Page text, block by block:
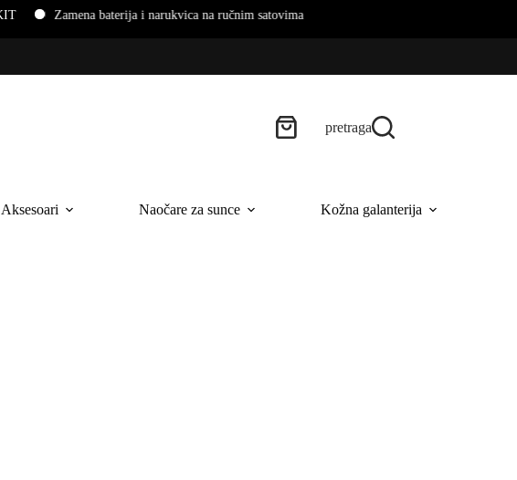
Zamena baterija i narukvica na ručnim satovima
pretraga
Aksesoari Naočare za sunce Kožna galanterija